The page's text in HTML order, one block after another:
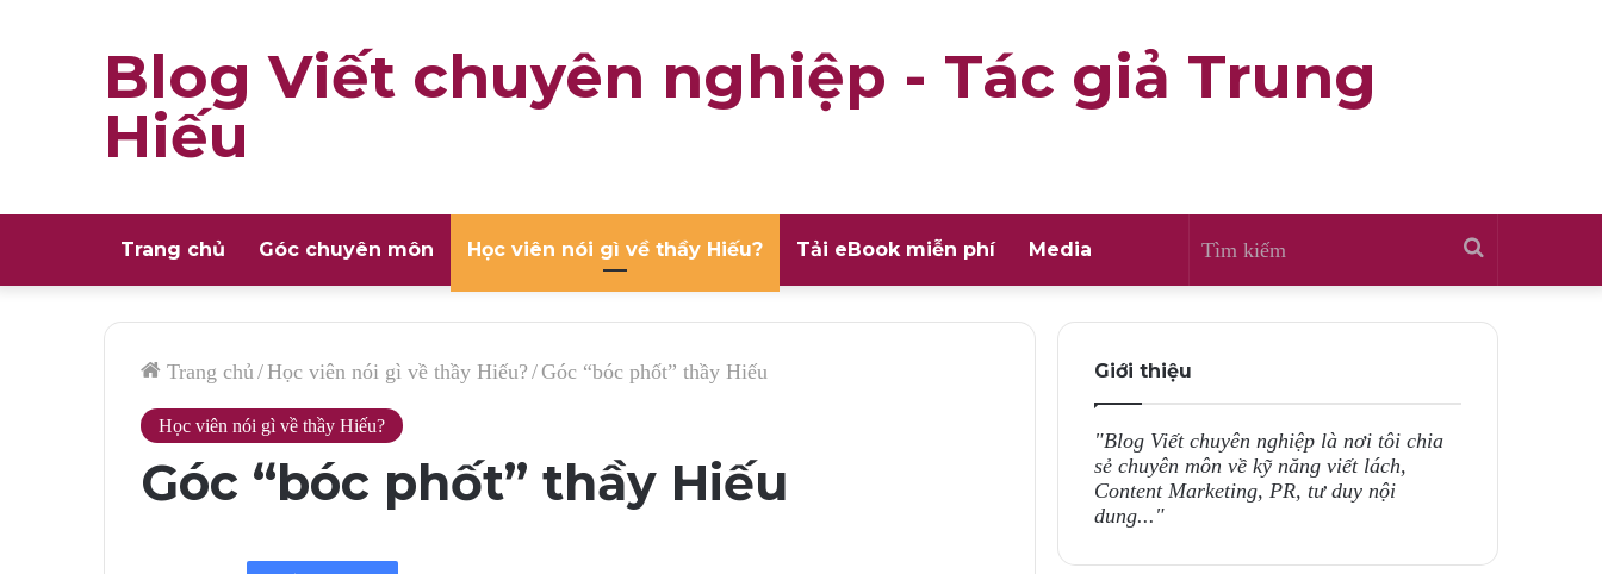
Blog Viết chuyên nghiệp - Tác giả Trung
Hiếu
Trang chủ Góc chuyên môn Học viên nói gì về thầy Hiếu? Tải eBook miễn phí Media Tìm
kiếm
Trang chủ/Học viên nói gì về thầy Hiếu? /Góc “bóc phốt” thầy Hiếu
Học viên nói gì về thầy Hiếu?
Góc “bóc phốt” thầy Hiếu
Giới thiệu
"Blog Viết chuyên nghiệp là nơi tôi chia
sẻ chuyên môn về kỹ năng viết lách,
Content Marketing, PR, tư duy nội
dung..."